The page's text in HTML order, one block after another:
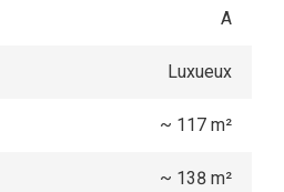
A
Luxueux
~ 117 m²
~ 138 m²